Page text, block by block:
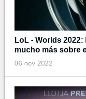
LoL - Worlds
mucho más sobre
06 nov 2022